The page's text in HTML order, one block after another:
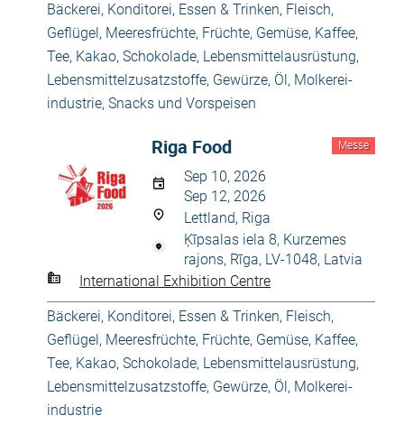
Bäckerei, Konditorei, Essen & Trinken, Fleisch,
Geflügel, Meeresfrüchte, Früchte, Gemüse, Kaffee,
Tee, Kakao, Schokolade, Lebensmittelausrüstung,
Lebensmittelzusatzstoffe, Gewürze, Öl, Molkerei-
industrie, Snacks und Vorspeisen
Messe
Riga Food
Sep 10, 2026
Sep 12, 2026
Lettland, Riga
Ķīpsalas iela 8, Kurzemes
rajons, Rīga, LV-1048, Latvia
International Exhibition Centre
Bäckerei, Konditorei, Essen & Trinken, Fleisch,
Geflügel, Meeresfrüchte, Früchte, Gemüse, Kaffee,
Tee, Kakao, Schokolade, Lebensmittelausrüstung,
Lebensmittelzusatzstoffe, Gewürze, Öl, Molkerei-
industrie